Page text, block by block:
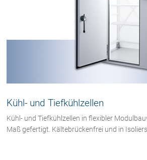
Kühl- und Tiefkühlzellen
Kühl- und Tiefkühlzellen in flexibler
Maß gefertigt. Kältebrückenfrei und in